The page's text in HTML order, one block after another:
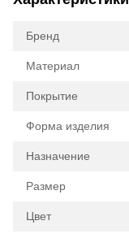
Бренд
Материал
Покрытие
Форма изделия
Назначение
Размер
Цвет